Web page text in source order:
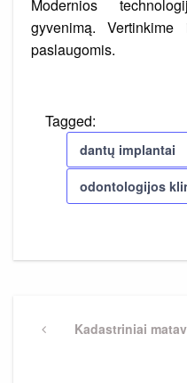
Modernios
gyvenimą.
paslaugomis.
Tagged:
dantų implantai
odontologijos
tarpPreviousKadastriniai